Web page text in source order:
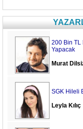
200 Bin TL
Yapacak
Murat
SGK Hileli
Leyla Kılıç